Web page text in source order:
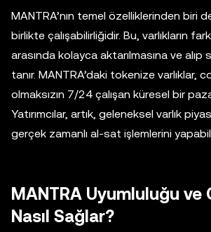
MANTRA’nın temel özelliklerinden biri
birlikte çalışabilirliğidir. Bu, varlıkların
arasında kolayca aktarılmasına ve alıp
tanır. MANTRA’daki tokenize varlıklar,
olmaksızın 7/24 çalışan küresel bir
Yatırımcılar, artık, geleneksel varlık
gerçek zamanlı al-sat işlemlerini
MANTRA Uyumluluğu ve
Nasıl Sağlar?